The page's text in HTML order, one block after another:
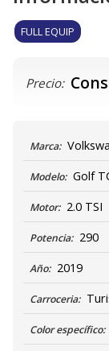
FULL EQUIP
Precio:
Marca:
Modelo: Golf
Motor: 2.0 TSI
Potencia: 290
Año: 2019
Carroceria:
Color específico: